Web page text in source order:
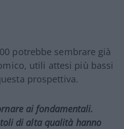
potrebbe sembrare già
utili attesi più bassi
prospettiva.
ai fondamentali.
di alta qualità hanno